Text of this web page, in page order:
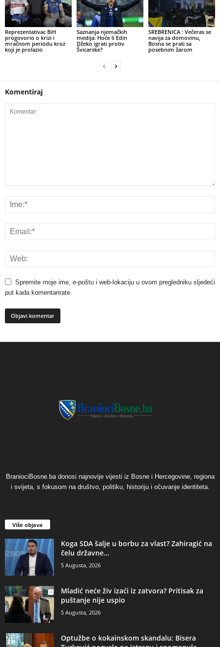
​Reprezentativac BiH
progovorio o krizi i
mračnom periodu kroz
koji je prolazio
​Saznanja njemačkih
medija: Hoće li Edin
Džeko igrati protiv
Švicarske?
SREBRENICA : Večeras se
navija za domovinu,
Bosna se prati sa
posebnim žarom
Komentiraj
Spremite moje ime, e-poštu i web-lokaciju u ovom pregledniku sljedeći
put kada komentarirate.
BraniociBosne.ba donosi najnovije vijesti iz Bosne i Hercegovine, regiona
i svijeta, s fokusom na društvo, politiku, historiju i očuvanje identiteta.
Više objava
​Koga SDA šalje u borbu za vlast? Zahiragić na
čelu državne...
5 Augusta, 2026
​Mladić neće živ izaći iz zatvora? Pritisak za
puštanje nije uspio
5 Augusta, 2026
​Optužbe o kokainskom skandalu: Bisera